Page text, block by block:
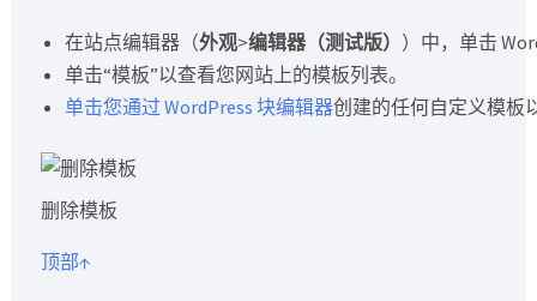
在站点编辑器（外观>编辑器（测试版） ）中，单击
单击“模板”以查看您网站上的模板列表。
单击您通过 WordPress 块编辑器创建的任何自定义模板
删除模板
顶部↑